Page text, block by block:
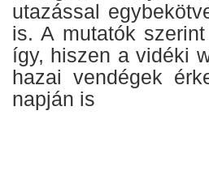
utazással
is. A mutatók
így, hiszen a vidéki
hazai vendégek
napján is